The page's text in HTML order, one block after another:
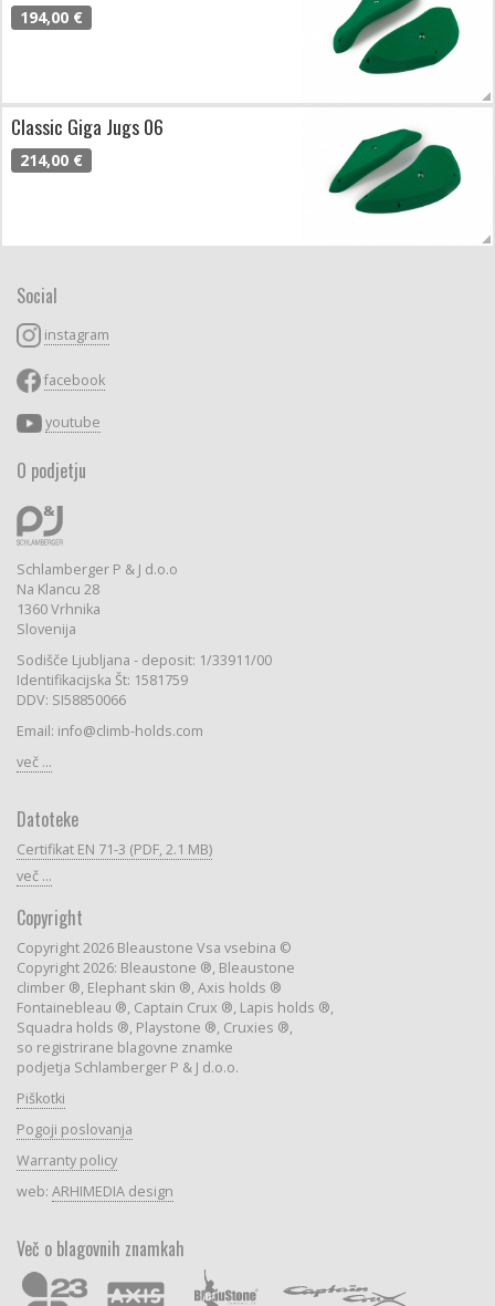
194,00 €
Classic Giga Jugs 06
214,00 €
Social
instagram
facebook
youtube
O podjetju
Schlamberger P & J d.o.o
Na Klancu 28
1360 Vrhnika
Slovenija
Sodišče Ljubljana - deposit: 1/33911/00
Identifikacijska Št: 1581759
DDV: SI58850066
Email: info@climb-holds.com
več ...
Datoteke
Certifikat EN 71-3 (PDF, 2.1 MB)
več ...
Copyright
Copyright 2026 Bleaustone Vsa vsebina ©
Copyright 2026: Bleaustone ®, Bleaustone
climber ®, Elephant skin ®, Axis holds ®
Fontainebleau ®, Captain Crux ®, Lapis holds ®,
Squadra holds ®, Playstone ®, Cruxies ®,
so registrirane blagovne znamke
podjetja Schlamberger P & J d.o.o.
Piškotki
Pogoji poslovanja
Warranty policy
web: ARHIMEDIA design
Več o blagovnih znamkah